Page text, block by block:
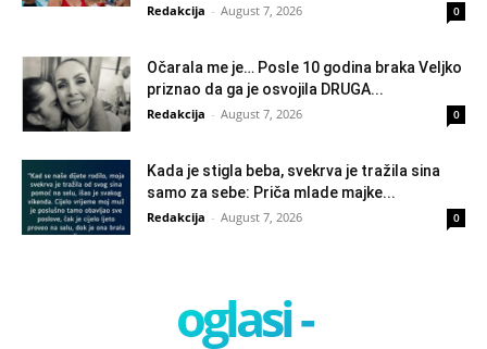
Redakcija - August 7, 2026 0
Očarala me je… Posle 10 godina braka Veljko
priznao da ga je osvojila DRUGA...
Redakcija - August 7, 2026 0
Kada je stigla beba, svekrva je tražila sina
samo za sebe: Priča mlade majke...
Redakcija - August 7, 2026 0
oglasi -